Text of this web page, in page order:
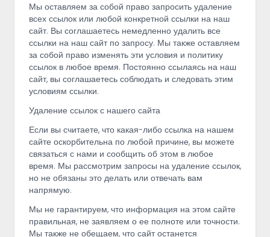
Мы оставляем за собой право запросить удаление
всех ссылок или любой конкретной ссылки на наш
сайт. Вы соглашаетесь немедленно удалить все
ссылки на наш сайт по запросу. Мы также оставляем
за собой право изменять эти условия и политику
ссылок в любое время. Постоянно ссылаясь на наш
сайт, вы соглашаетесь соблюдать и следовать этим
условиям ссылки.
Удаление ссылок с нашего сайта
Если вы считаете, что какая-либо ссылка на нашем
сайте оскорбительна по любой причине, вы можете
связаться с нами и сообщить об этом в любое
время. Мы рассмотрим запросы на удаление ссылок,
но не обязаны это делать или отвечать вам
напрямую.
Мы не гарантируем, что информация на этом сайте
правильная, не заявляем о ее полноте или точности.
Мы также не обещаем, что сайт останется